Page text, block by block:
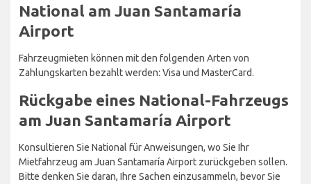
National am Juan Santamaría
Airport
Fahrzeugmieten können mit den folgenden Arten von
Zahlungskarten bezahlt werden: Visa und MasterCard.
Rückgabe eines National-Fahrzeugs
am Juan Santamaría Airport
Konsultieren Sie National für Anweisungen, wo Sie Ihr
Mietfahrzeug am Juan Santamaría Airport zurückgeben sollen.
Bitte denken Sie daran, Ihre Sachen einzusammeln, bevor Sie